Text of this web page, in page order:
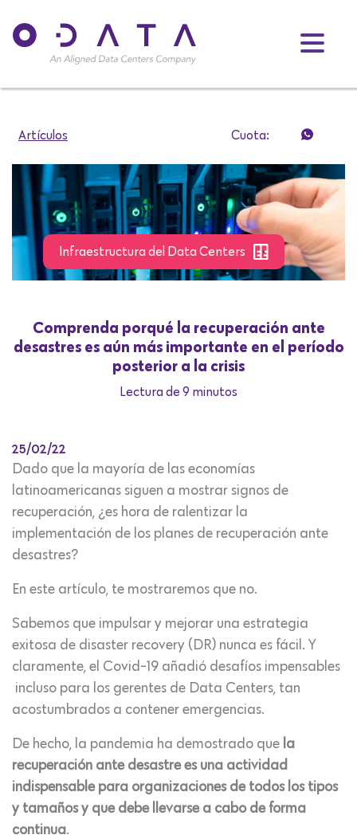
Artículos Cuota:
Infraestructura del Data Centers
Comprenda porqué la recuperación ante
desastres es aún más importante en el período
posterior a la crisis
Lectura de 9 minutos
25/02/22
Dado que la mayoría de las economías
latinoamericanas siguen a mostrar signos de
recuperación, ¿es hora de ralentizar la
implementación de los planes de recuperación ante
desastres?
En este artículo, te mostraremos que no.
Sabemos que impulsar y mejorar una estrategia
exitosa de disaster recovery (DR) nunca es fácil. Y
claramente, el Covid-19 añadió desafíos impensables
incluso para los gerentes de Data Centers, tan
acostumbrados a contener emergencias.
De hecho, la pandemia ha demostrado que la
recuperación ante desastre es una actividad
indispensable para organizaciones de todos los tipos
y tamaños y que debe llevarse a cabo de forma
continua.